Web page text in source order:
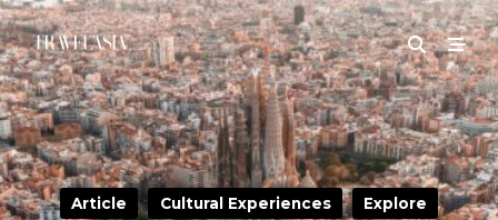
Article Cultural Experiences Explore